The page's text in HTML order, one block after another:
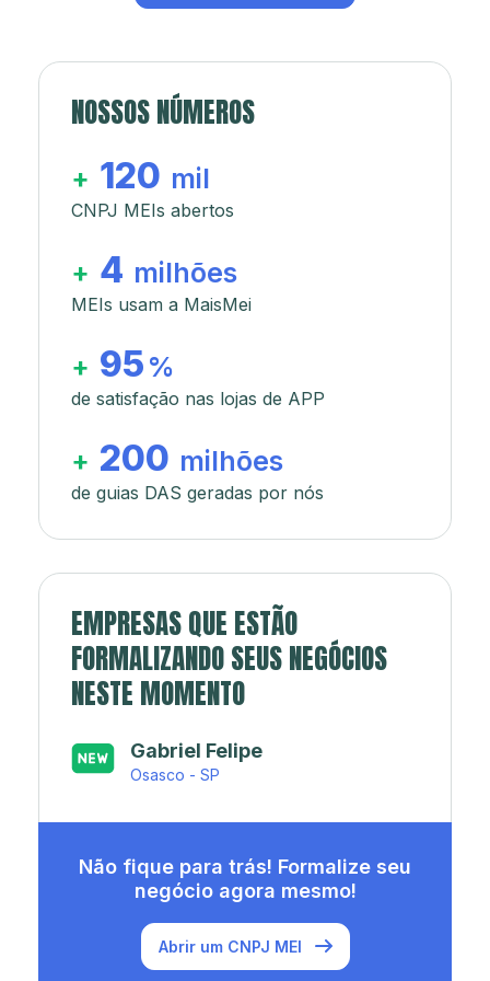
NOSSOS NÚMEROS
+ 120 mil
CNPJ MEIs abertos
+ 4 milhões
MEIs usam a MaisMei
+ 95 %
de satisfação nas lojas de APP
+ 200 milhões
de guias DAS geradas por nós
EMPRESAS QUE ESTÃO
FORMALIZANDO SEUS NEGÓCIOS
NESTE MOMENTO
Japa’s açaí e sorveteria
Rio de Janeiro - RJ
Não fique para trás! Formalize seu
negócio agora mesmo!
Abrir um CNPJ MEI